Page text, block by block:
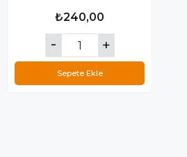
₺240,00
Sepete Ekle